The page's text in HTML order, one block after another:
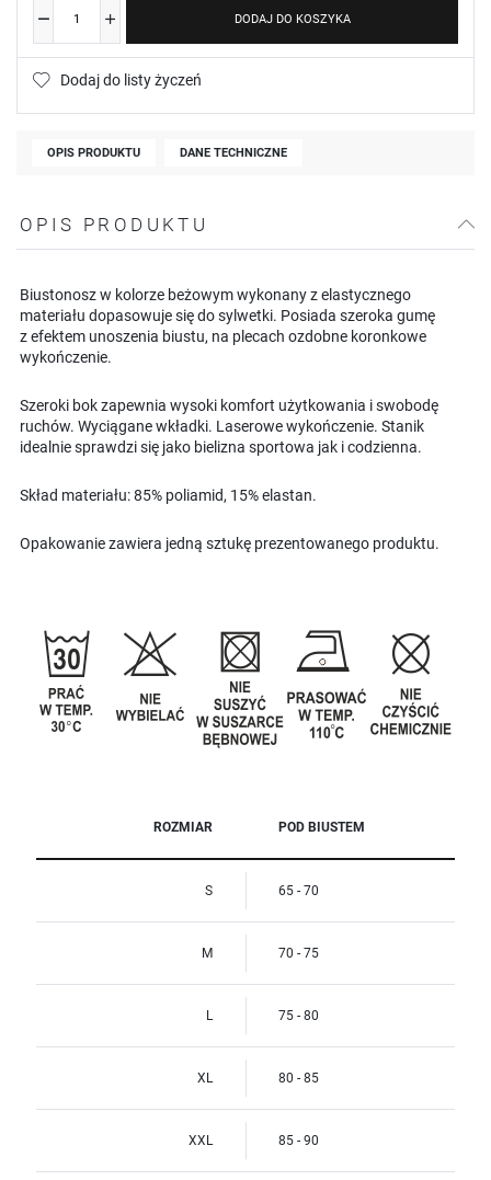
DODAJ DO KOSZYKA
Dodaj do listy życzeń
OPIS PRODUKTU DANE TECHNICZNE
OPIS PRODUKTU
Biustonosz w kolorze beżowym wykonany z elastycznego
materiału dopasowuje się do sylwetki. Posiada szeroka gumę
z efektem unoszenia biustu, na plecach ozdobne koronkowe
wykończenie.
Szeroki bok zapewnia wysoki komfort użytkowania i swobodę
ruchów. Wyciągane wkładki. Laserowe wykończenie. Stanik
idealnie sprawdzi się jako bielizna sportowa jak i codzienna.
Skład materiału: 85% poliamid, 15% elastan.
Opakowanie zawiera jedną sztukę prezentowanego produktu.
ROZMIAR POD BIUSTEM
S 65 - 70
M 70 - 75
L 75 - 80
XL 80 - 85
XXL 85 - 90